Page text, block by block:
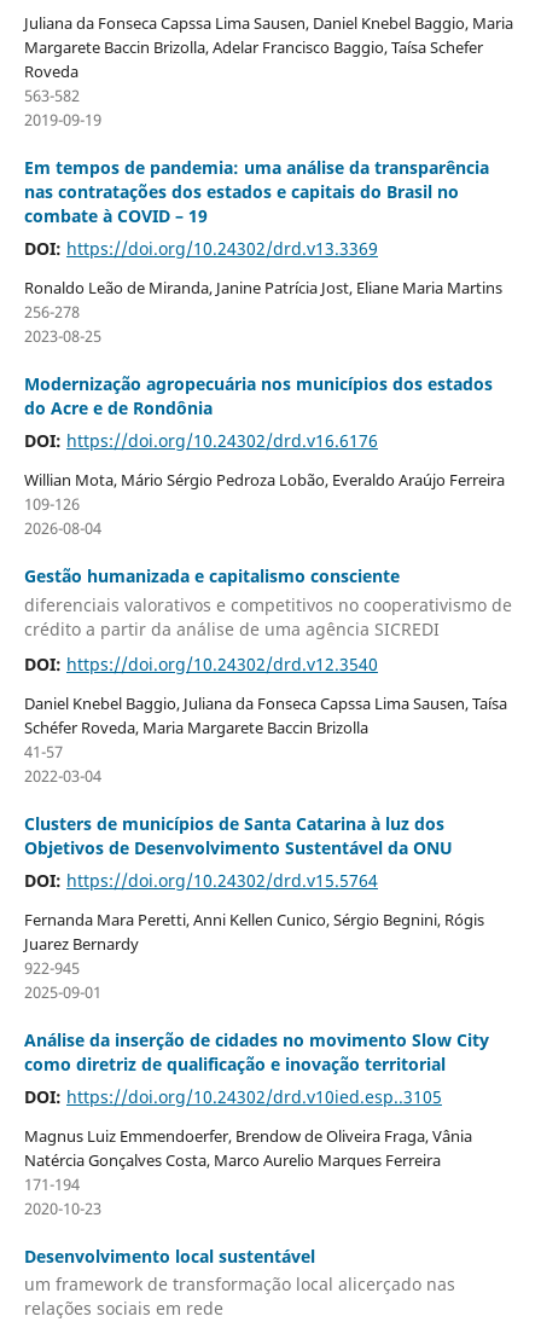
Juliana da Fonseca Capssa Lima Sausen, Daniel Knebel Baggio, Maria
Margarete Baccin Brizolla, Adelar Francisco Baggio, Taísa Schefer
Roveda
563-582
2019-09-19
Em tempos de pandemia: uma análise da transparência
nas contratações dos estados e capitais do Brasil no
combate à COVID – 19
DOI: https://doi.org/10.24302/drd.v13.3369
Ronaldo Leão de Miranda, Janine Patrícia Jost, Eliane Maria Martins
256-278
2023-08-25
Modernização agropecuária nos municípios dos estados
do Acre e de Rondônia
DOI: https://doi.org/10.24302/drd.v16.6176
Willian Mota, Mário Sérgio Pedroza Lobão, Everaldo Araújo Ferreira
109-126
2026-08-04
Gestão humanizada e capitalismo consciente
diferenciais valorativos e competitivos no cooperativismo de
crédito a partir da análise de uma agência SICREDI
DOI: https://doi.org/10.24302/drd.v12.3540
Daniel Knebel Baggio, Juliana da Fonseca Capssa Lima Sausen, Taísa
Schéfer Roveda, Maria Margarete Baccin Brizolla
41-57
2022-03-04
Clusters de municípios de Santa Catarina à luz dos
Objetivos de Desenvolvimento Sustentável da ONU
DOI: https://doi.org/10.24302/drd.v15.5764
Fernanda Mara Peretti, Anni Kellen Cunico, Sérgio Begnini, Rógis
Juarez Bernardy
922-945
2025-09-01
Análise da inserção de cidades no movimento Slow City
como diretriz de qualificação e inovação territorial
DOI: https://doi.org/10.24302/drd.v10ied.esp..3105
Magnus Luiz Emmendoerfer, Brendow de Oliveira Fraga, Vânia
Natércia Gonçalves Costa, Marco Aurelio Marques Ferreira
171-194
2020-10-23
Desenvolvimento local sustentável
um framework de transformação local alicerçado nas
relações sociais em rede